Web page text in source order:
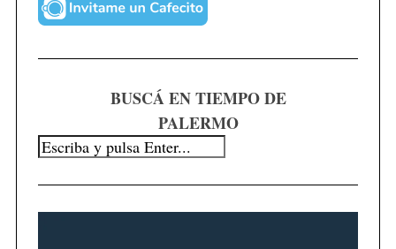
BUSCÁ EN TIEMPO DE
PALERMO